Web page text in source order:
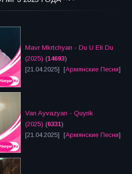
Mavr Mkrtchyan - Du U Eli Du
(2025) (14693)
[21.04.2025] [Армянские Песни]
Van Ayvazyan - Quyrik
(2025) (6331)
[21.04.2025] [Армянские Песни]